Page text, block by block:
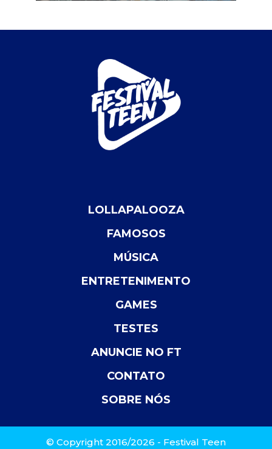
LOLLAPALOOZA
FAMOSOS
MÚSICA
ENTRETENIMENTO
GAMES
TESTES
ANUNCIE NO FT
CONTATO
SOBRE NÓS
© Copyright 2016/2026 - Festival Teen